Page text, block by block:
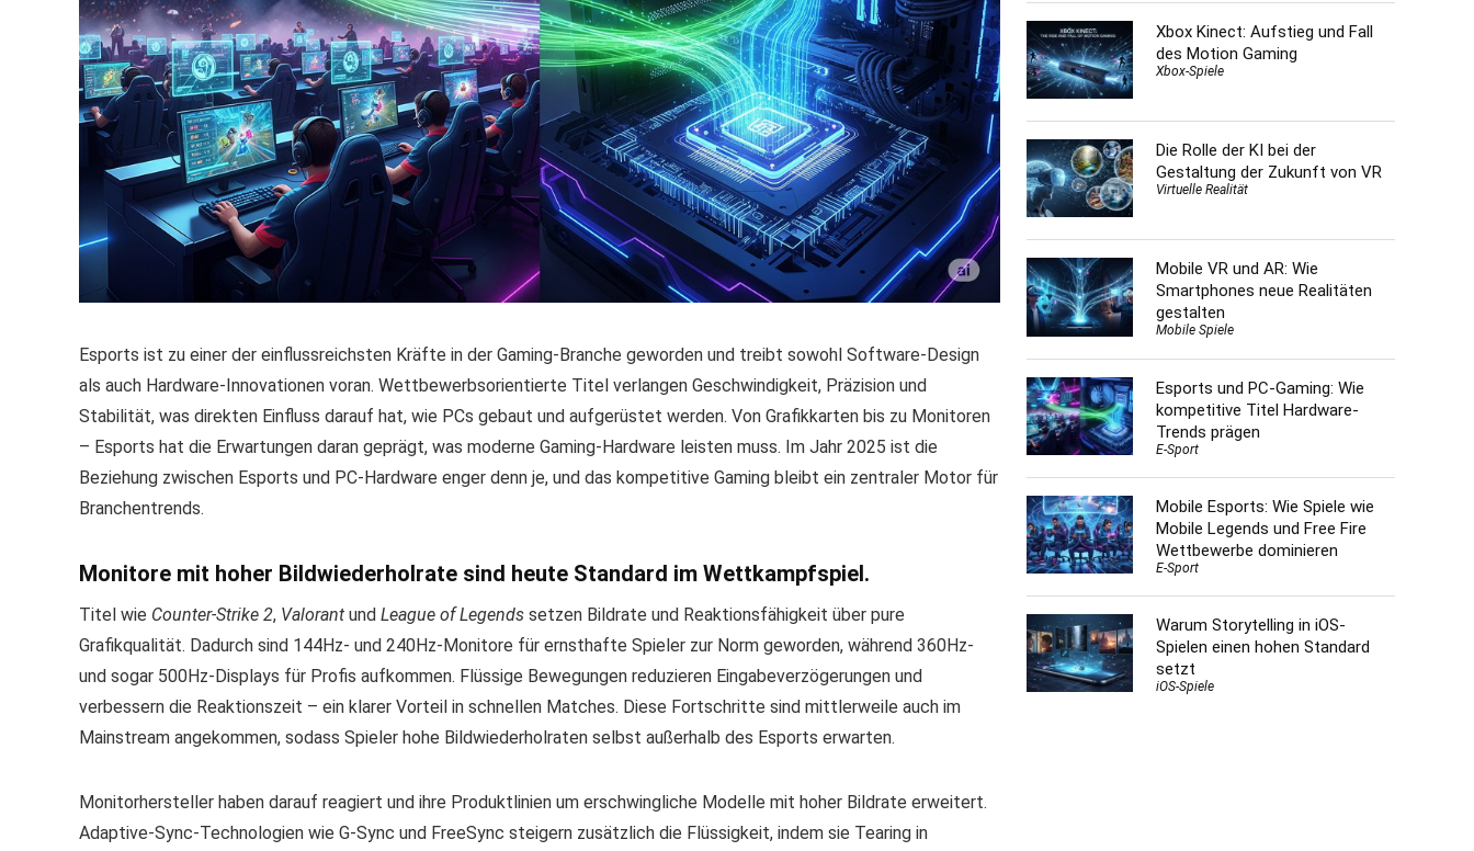
Esports ist zu einer der einflussreichsten Kräfte in der Gaming-Branche geworden und treibt sowohl Software-Design
als auch Hardware-Innovationen voran. Wettbewerbsorientierte Titel verlangen Geschwindigkeit, Präzision und
Stabilität, was direkten Einfluss darauf hat, wie PCs gebaut und aufgerüstet werden. Von Grafikkarten bis zu Monitoren
– Esports hat die Erwartungen daran geprägt, was moderne Gaming-Hardware leisten muss. Im Jahr 2025 ist die
Beziehung zwischen Esports und PC-Hardware enger denn je, und das kompetitive Gaming bleibt ein zentraler Motor für
Branchentrends.
Monitore mit hoher Bildwiederholrate sind heute Standard im Wettkampfspiel.
Titel wie Counter-Strike 2, Valorant und League of Legends setzen Bildrate und Reaktionsfähigkeit über pure
Grafikqualität. Dadurch sind 144Hz- und 240Hz-Monitore für ernsthafte Spieler zur Norm geworden, während 360Hz-
und sogar 500Hz-Displays für Profis aufkommen. Flüssige Bewegungen reduzieren Eingabeverzögerungen und
verbessern die Reaktionszeit – ein klarer Vorteil in schnellen Matches. Diese Fortschritte sind mittlerweile auch im
Mainstream angekommen, sodass Spieler hohe Bildwiederholraten selbst außerhalb des Esports erwarten.
Monitorhersteller haben darauf reagiert und ihre Produktlinien um erschwingliche Modelle mit hoher Bildrate erweitert.
Adaptive-Sync-Technologien wie G-Sync und FreeSync steigern zusätzlich die Flüssigkeit, indem sie Tearing in
Xbox Kinect: Aufstieg und Fall
des Motion Gaming
Xbox-Spiele
Die Rolle der KI bei der
Gestaltung der Zukunft von VR
Virtuelle Realität
Mobile VR und AR: Wie
Smartphones neue Realitäten
gestalten
Mobile Spiele
Esports und PC-Gaming: Wie
kompetitive Titel Hardware-
Trends prägen
E-Sport
Mobile Esports: Wie Spiele wie
Mobile Legends und Free Fire
Wettbewerbe dominieren
E-Sport
Warum Storytelling in iOS-
Spielen einen hohen Standard
setzt
iOS-Spiele